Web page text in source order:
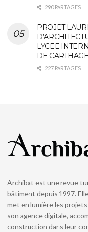
290 PARTAGES
PROJET
LYCEE
DE CARTHAGE
227 PARTAGES
Archibat est une revue
bâtiment depuis 1997.
met en lumière les
son agence digitale,
construction dans leur